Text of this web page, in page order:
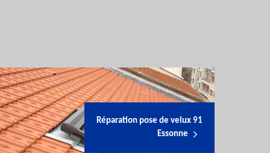
Réparation pose de velux 91
Essonne